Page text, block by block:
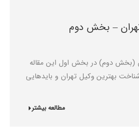
– بخش دوم
(بخش دوم) در بخش اول این مقاله
بهترین وکیل تهران و بایدهایی
مطالعه بیشتر